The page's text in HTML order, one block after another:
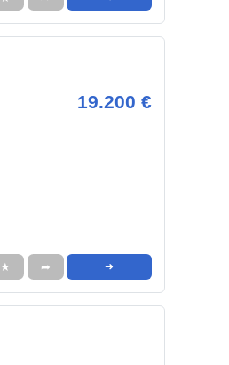
19.200 €
★ ➦ ➜